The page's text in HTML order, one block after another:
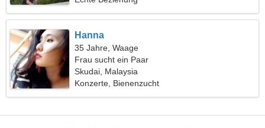
Hanna
35 Jahre, Waage
Frau sucht ein Paar
Skudai, Malaysia
Konzerte, Bienenzucht